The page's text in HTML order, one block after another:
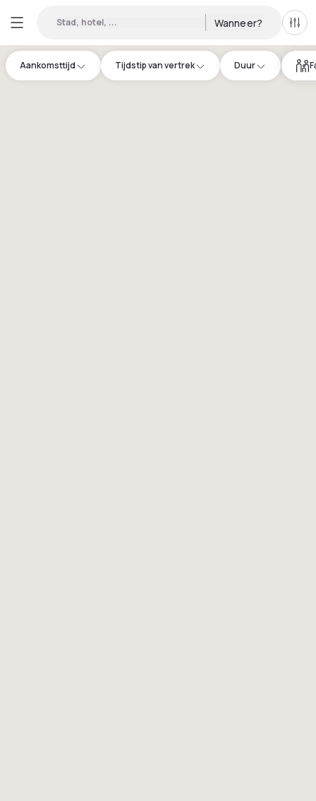
Stad, hotel, ... Wanneer?
Aankomsttijd Tijdstip van vertrek Duur